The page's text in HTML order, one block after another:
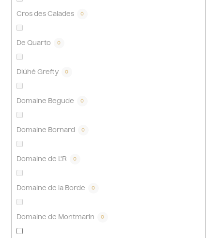
Cros des Calades 0
De Quarto 0
Dlúhé Grefty 0
Domaine Begude 0
Domaine Bornard 0
Domaine de L'R 0
Domaine de la Borde 0
Domaine de Montmarin 0